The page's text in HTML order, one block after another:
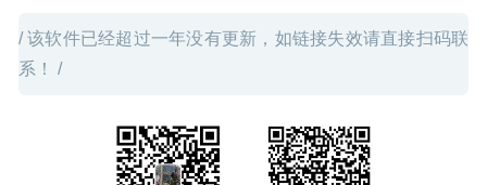
/ 该软件已经超过一年没有更新，如链接失效请直接扫码联
系！ /